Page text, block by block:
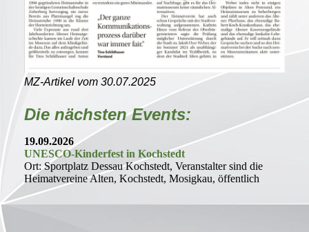
MZ-Artikel vom 30.07.2025
Die nächsten Events:
19.09.2026
UNESCO-Kinderfest in Kochstedt
Ort: Sportplatz Dessau Kochstedt, Veranstalter sind die
Heimatvereine Alten, Kochstedt, Mosigkau, öffentlich